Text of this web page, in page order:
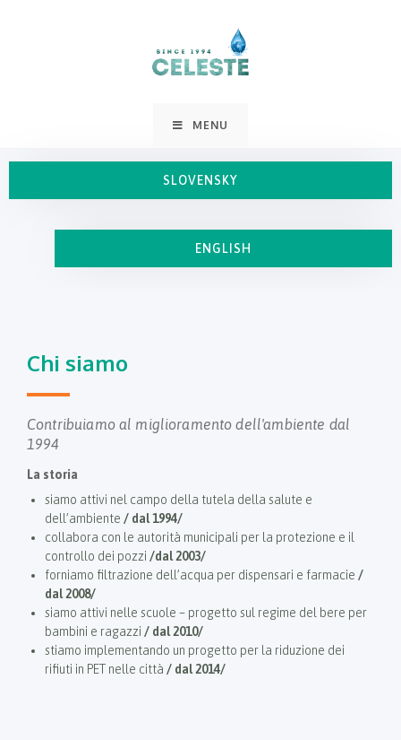
MENU
SLOVENSKY
ENGLISH
Chi siamo
Contribuiamo al miglioramento dell'ambiente dal
1994
La storia
siamo attivi nel campo della tutela della salute e
dell’ambiente / dal 1994/
collabora con le autorità municipali per la protezione e il
controllo dei pozzi /dal 2003/
forniamo filtrazione dell’acqua per dispensari e farmacie /
dal 2008/
siamo attivi nelle scuole – progetto sul regime del bere per
bambini e ragazzi / dal 2010/
stiamo implementando un progetto per la riduzione dei
rifiuti in PET nelle città / dal 2014/